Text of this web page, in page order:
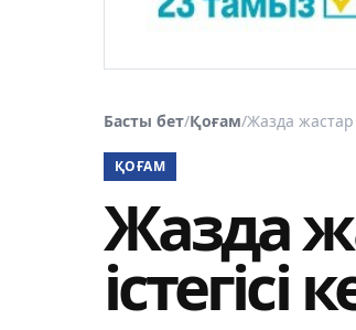
Басты бет/Қоғам/Жазда жастар
ҚОҒАМ
Жазда
істегісі